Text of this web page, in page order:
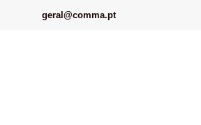
geral@comma.pt